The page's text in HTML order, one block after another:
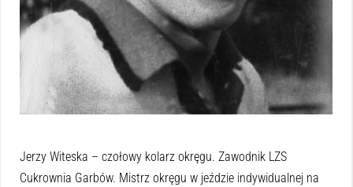
Jerzy Witeska – czołowy kolarz okręgu. Zawodnik LZS
Cukrownia Garbów. Mistrz okręgu w jeździe indywidualnej na